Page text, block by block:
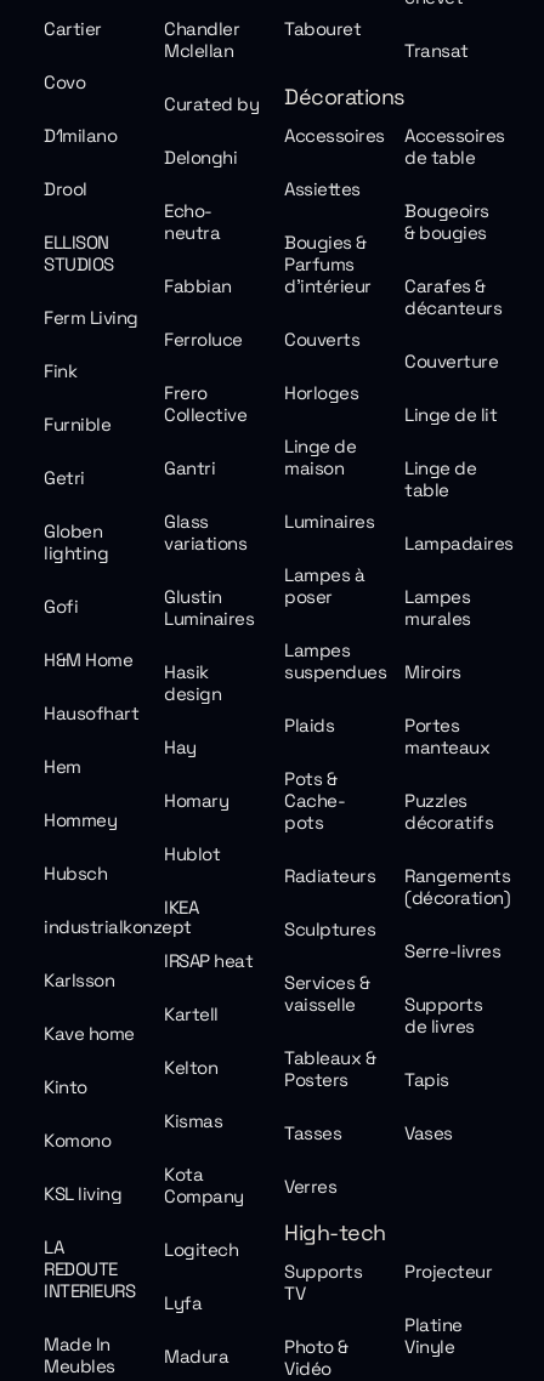
Cartier
Chandler
Mclellan
Covo
Curated by
D1milano
Delonghi
Drool
Echo-
neutra
ELLISON
STUDIOS
Fabbian
Ferm Living
Ferroluce
Fink
Frero
Collective
Furnible
Gantri
Getri
Glass
variations
Globen
lighting
Glustin
Luminaires
Gofi
H&M Home
Hasik
design
Hausofhart
Hay
Hem
Homary
Hommey
Hublot
Hubsch
IKEA
industrialkonzept
IRSAP heat
Karlsson
Kartell
Kave home
Kelton
Kinto
Kismas
Komono
Kota
Company
KSL living
LA
REDOUTE
INTERIEURS
Logitech
Lyfa
Made In
Meubles
Madura
Tabouret
Transat
Décorations
Accessoires
Accessoires
de table
Assiettes
Bougeoirs
& bougies
Bougies &
Parfums
d'intérieur
Carafes &
décanteurs
Couverts
Couverture
Horloges
Linge de lit
Linge de
maison
Linge de
table
Luminaires
Lampadaires
Lampes à
poser
Lampes
murales
Lampes
suspendues
Miroirs
Plaids
Portes
manteaux
Pots &
Cache-
pots
Puzzles
décoratifs
Radiateurs
Rangements
(décoration)
Sculptures
Serre-livres
Services &
vaisselle
Supports
de livres
Tableaux &
Posters
Tapis
Tasses Vases
Verres
High-tech
Supports
TV
Projecteur
Platine
Vinyle
Photo &
Vidéo